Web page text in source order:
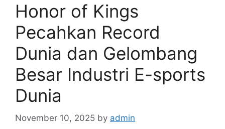
Honor of Kings
Pecahkan Record
Dunia dan Gelombang
Besar Industri E-sports
Dunia
November 10, 2025 by admin